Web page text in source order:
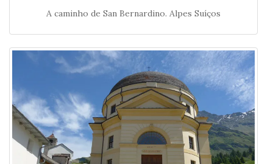
A caminho de San Bernardino. Alpes Suíços